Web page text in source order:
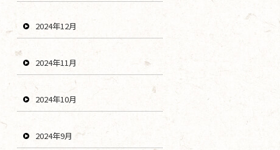
2024年12月
2024年11月
2024年10月
2024年9月